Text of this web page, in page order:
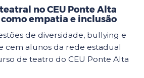
no CEU Ponte Alta
empatia e inclusão
de diversidade, bullying e
cem alunos da rede estadual
de teatro do CEU Ponte Alta